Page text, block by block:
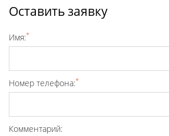
Оставить заявку
Имя:*
Номер телефона:*
Комментарий: